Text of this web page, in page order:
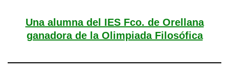
Una alumna del IES Fco. de Orellana
ganadora de la Olimpiada Filosófica